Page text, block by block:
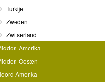
Turkije
Zweden
Zwitserland
Amerika
Oosten
Amerika